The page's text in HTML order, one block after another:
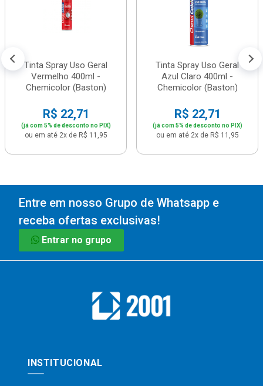
Tinta Spray Uso Geral
Vermelho 400ml -
Chemicolor (Baston)
R$ 22,71
(já com 5% de desconto no PIX)
ou em até 2x de R$ 11,95
Tinta Spray Uso Geral
Azul Claro 400ml -
Chemicolor (Baston)
R$ 22,71
(já com 5% de desconto no PIX)
ou em até 2x de R$ 11,95
Entre em nosso Grupo de Whatsapp e
receba ofertas exclusivas!
Entrar no grupo
INSTITUCIONAL